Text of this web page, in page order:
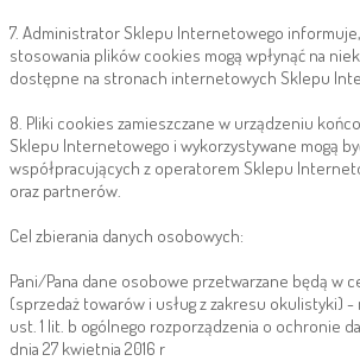
7. Administrator Sklepu Internetowego
stosowania plików cookies mogą wpłynąć na
dostępne na stronach internetowych Sklepu
8. Pliki cookies zamieszczane w urządzeniu
Sklepu Internetowego i wykorzystywane mogą
współpracujących z operatorem Sklepu
oraz partnerów.
Cel zbierania danych osobowych:
Pani/Pana dane osobowe przetwarzane będą w
(sprzedaż towarów i usług z zakresu okulistyki)
ust. 1 lit. b ogólnego rozporządzenia o ochronie
dnia 27 kwietnia 2016 r